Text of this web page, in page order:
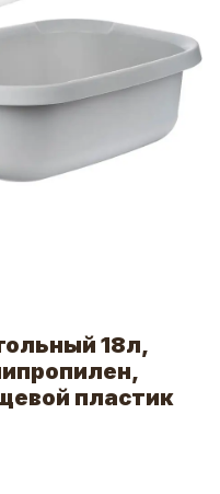
18л,
пластик